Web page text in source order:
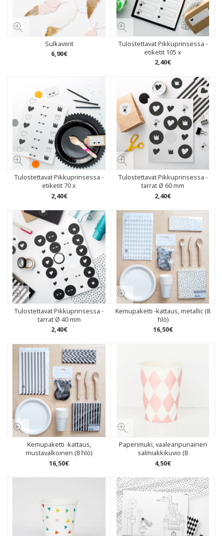
Sulkaviirit
6,90€
Tulostettavat Pikkuprinsessa -
etiketit 105 x
2,40€
Tulostettavat Pikkuprinsessa -
etiketit 70 x
2,40€
Tulostettavat Pikkuprinsessa -
tarrat Ø 60 mm
2,40€
Tulostettavat Pikkuprinsessa -
tarrat Ø 40 mm
2,40€
Kemupaketti -kattaus, metallic (8
hlö)
16,50€
Kemupaketti -kattaus,
mustavalkoinen (8 hlö)
16,50€
Paperimuki, vaaleanpunainen
salmiakkikuvio (8
4,50€